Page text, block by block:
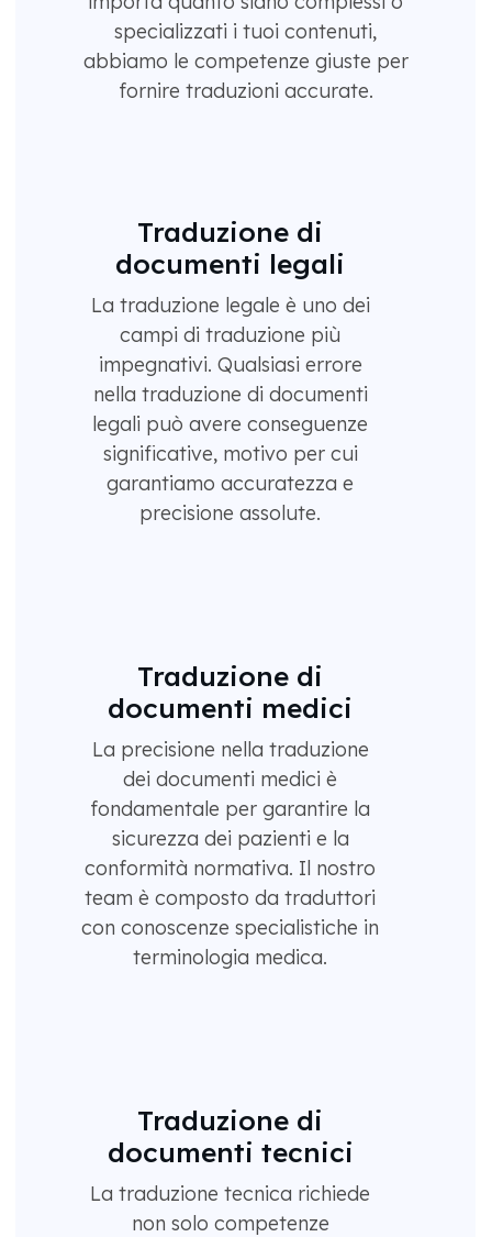
specializzati i tuoi contenuti,
abbiamo le competenze giuste per
fornire traduzioni accurate.
Traduzione di
documenti legali
La traduzione legale è uno dei
campi di traduzione più
impegnativi. Qualsiasi errore
nella traduzione di documenti
legali può avere conseguenze
significative, motivo per cui
garantiamo accuratezza e
precisione assolute.
Traduzione di
documenti medici
La precisione nella traduzione
dei documenti medici è
fondamentale per garantire la
sicurezza dei pazienti e la
conformità normativa. Il nostro
team è composto da traduttori
con conoscenze specialistiche in
terminologia medica.
Traduzione di
documenti tecnici
La traduzione tecnica richiede
non solo competenze